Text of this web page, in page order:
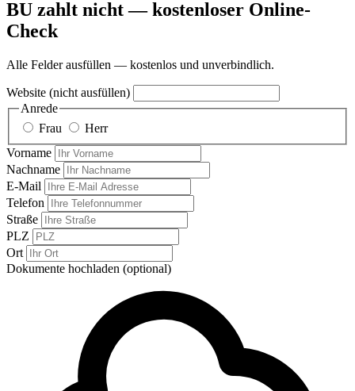
BU zahlt nicht — kostenloser Online-
Check
Alle Felder ausfüllen — kostenlos und unverbindlich.
Website (nicht ausfüllen)
Anrede
Frau
Herr
Vorname
Nachname
E-Mail
Telefon
Straße
PLZ
Ort
Dokumente hochladen (optional)